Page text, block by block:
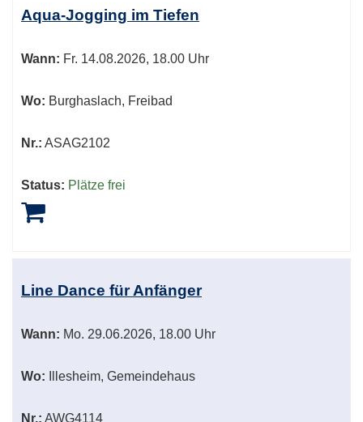
Tabellenüberschriften
können
werden.
Aqua-Jogging im Tiefen
Wann: Fr. 14.08.2026, 18.00 Uhr
Wo: Burghaslach, Freibad
Nr.: ASAG2102
Status: Plätze frei
Line Dance für Anfänger
Wann: Mo. 29.06.2026, 18.00 Uhr
Wo: Illesheim, Gemeindehaus
Nr.: AWG4114